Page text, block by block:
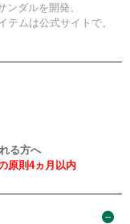
ダルを開発。
ムは公式サイトで。
る方へ
原則4ヵ月以内